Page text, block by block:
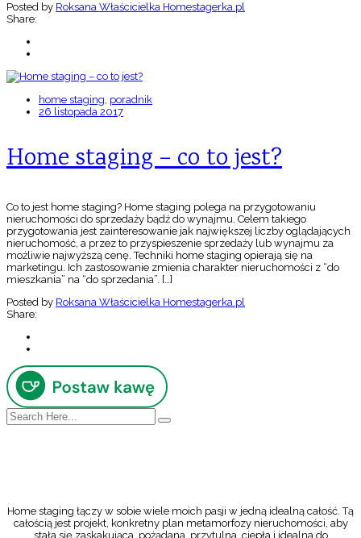
Posted by Roksana Właścicielka Homestagerka.pl
Share:
home staging, poradnik
26 listopada 2017
Home staging – co to jest?
Co to jest home staging? Home staging polega na przygotowaniu
nieruchomości do sprzedaży bądź do wynajmu. Celem takiego
przygotowania jest zainteresowanie jak największej liczby oglądających
nieruchomość, a przez to przyspieszenie sprzedaży lub wynajmu za
możliwie najwyższą cenę. Techniki home staging opierają się na
marketingu. Ich zastosowanie zmienia charakter nieruchomości z “do
mieszkania” na “do sprzedania”. […]
Posted by Roksana Właścicielka Homestagerka.pl
Share:
Home staging łączy w sobie wiele moich pasji w jedną idealną całość. Tą
całością jest projekt, konkretny plan metamorfozy nieruchomości, aby
stała się zaskakująca, pożądana, przytulna, ciepła i idealna do